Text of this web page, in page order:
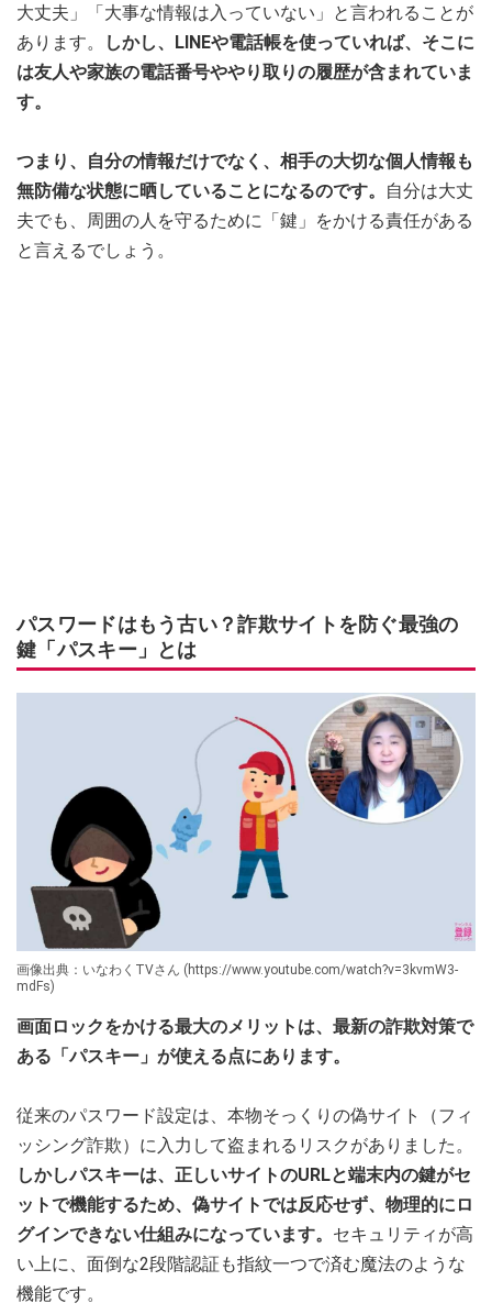
大丈夫」「大事な情報は入っていない」と言われることが
あります。
しかし、LINEや電話帳を使っていれば、そこに
は友人や家族の電話番号ややり取りの履歴が含まれていま
す。
つまり、自分の情報だけでなく、相手の大切な個人情報も
無防備な状態に晒していることになるのです。
自分は大丈
夫でも、周囲の人を守るために「鍵」をかける責任がある
と言えるでしょう。
パスワードはもう古い？詐欺サイトを防ぐ最強の
鍵「パスキー」とは
画像出典：いなわくTVさん (https://www.youtube.com/watch?v=3kvmW3-
mdFs)
画面ロックをかける最大のメリットは、最新の詐欺対策で
ある「パスキー」が使える点にあります。
従来のパスワード設定は、本物そっくりの偽サイト（フィ
ッシング詐欺）に入力して盗まれるリスクがありました。
しかしパスキーは、正しいサイトのURLと端末内の鍵がセ
ットで機能するため、偽サイトでは反応せず、物理的にロ
グインできない仕組みになっています。 セキュリティが高
い上に、面倒な2段階認証も指紋一つで済む魔法のような
機能です。